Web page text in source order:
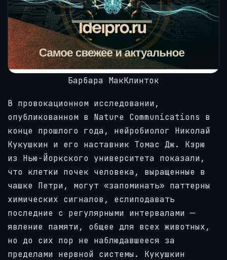
Барбара МакКлинток
В провокационном исследовании,
опубликованном в Nature Communications в
конце прошлого года, нейробиолог Николай
Кукушкин и его наставник Томас Дж. Кэрю
из Нью-Йоркского университета показали,
что клетки почек человека, выращенные в
чашке Петри, могут «запоминать» паттерны
химических сигналов, еслиподавать
последние с регулярными интервалами —
явление памяти, общее для всех животных,
но до сих пор не наблюдавшееся за
пределами нервной системы. Кукушкин